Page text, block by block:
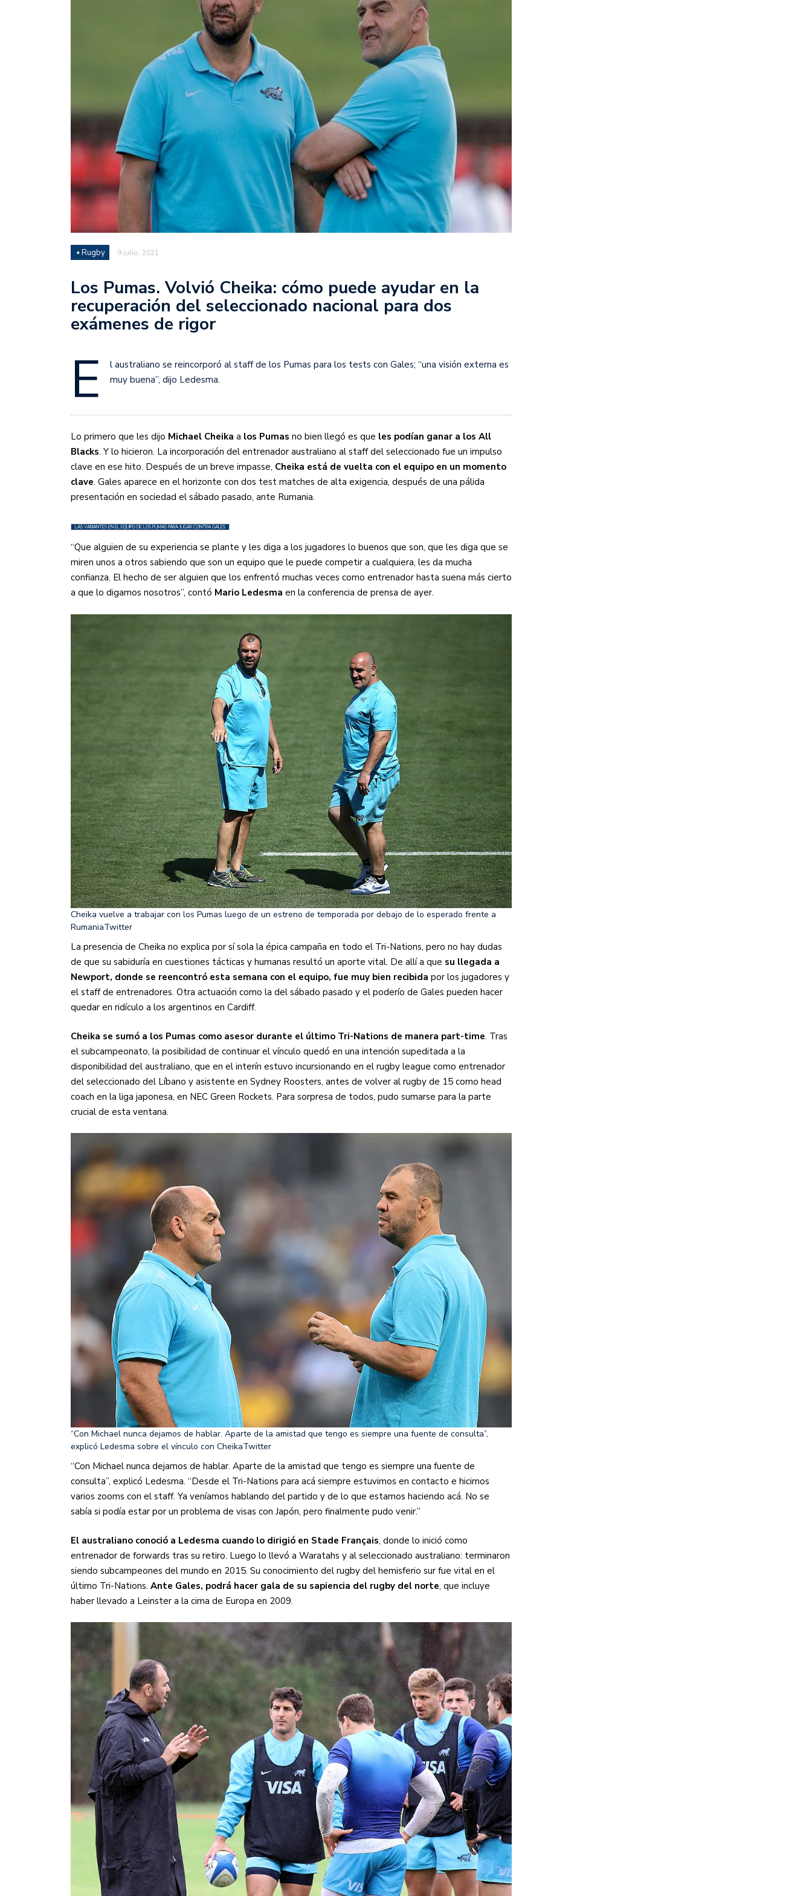
en la historia grande del club”
Nicolás Otamendi regresa al fútbol argentino después de 16 años: del orgullo
de Vélez a la pasión por River
Boca ganó con lo justo ante O’Higgins gracias a la jerarquía de Paredes: una
diferencia y un juego que no dan paz para ir a Rancagua
El Nacional de Clubes A llega a Córdoba con el histórico regreso de Diego
Lista de la selección femenina de Argentina para la Copa Mundial de Hockey FIH
2026
Lista de la selección masculina de Argentina para la Copa Mundial de Hockey
FIH 2026
Sudamericana
Empieza el Clausura: las diez cosas que tenés que saber
▪ Rugby 9 julio, 2021
Los Pumas. Volvió Cheika: cómo puede ayudar en la
recuperación del seleccionado nacional para dos
exámenes de rigor
E
l australiano se reincorporó al staff de los Pumas para los tests con Gales; “una visión externa es
muy buena”, dijo Ledesma.
Lo primero que les dijo Michael Cheika a los Pumas no bien llegó es que les podían ganar a los All
Blacks. Y lo hicieron. La incorporación del entrenador australiano al staff del seleccionado fue un impulso
clave en ese hito. Después de un breve impasse, Cheika está de vuelta con el equipo en un momento
clave. Gales aparece en el horizonte con dos test matches de alta exigencia, después de una pálida
presentación en sociedad el sábado pasado, ante Rumania.
LAS VARIANTES EN EL EQUIPO DE LOS PUMAS PARA JUGAR CONTRA GALES
“Que alguien de su experiencia se plante y les diga a los jugadores lo buenos que son, que les diga que se
miren unos a otros sabiendo que son un equipo que le puede competir a cualquiera, les da mucha
confianza. El hecho de ser alguien que los enfrentó muchas veces como entrenador hasta suena más cierto
a que lo digamos nosotros”, contó Mario Ledesma en la conferencia de prensa de ayer.
Cheika vuelve a trabajar con los Pumas luego de un estreno de temporada por debajo de lo esperado frente a
RumaniaTwitter
La presencia de Cheika no explica por sí sola la épica campaña en todo el Tri-Nations, pero no hay dudas
de que su sabiduría en cuestiones tácticas y humanas resultó un aporte vital. De allí a que su llegada a
Newport, donde se reencontró esta semana con el equipo, fue muy bien recibida por los jugadores y
el staff de entrenadores. Otra actuación como la del sábado pasado y el poderío de Gales pueden hacer
quedar en ridículo a los argentinos en Cardiff.
Cheika se sumó a los Pumas como asesor durante el último Tri-Nations de manera part-time. Tras
el subcampeonato, la posibilidad de continuar el vínculo quedó en una intención supeditada a la
disponibilidad del australiano, que en el interín estuvo incursionando en el rugby league como entrenador
del seleccionado del Líbano y asistente en Sydney Roosters, antes de volver al rugby de 15 como head
coach en la liga japonesa, en NEC Green Rockets. Para sorpresa de todos, pudo sumarse para la parte
crucial de esta ventana.
“Con Michael nunca dejamos de hablar. Aparte de la amistad que tengo es siempre una fuente de consulta”,
explicó Ledesma sobre el vínculo con CheikaTwitter
“Con Michael nunca dejamos de hablar. Aparte de la amistad que tengo es siempre una fuente de
consulta”, explicó Ledesma. “Desde el Tri-Nations para acá siempre estuvimos en contacto e hicimos
varios zooms con el staff. Ya veníamos hablando del partido y de lo que estamos haciendo acá. No se
sabía si podía estar por un problema de visas con Japón, pero finalmente pudo venir.”
El australiano conoció a Ledesma cuando lo dirigió en Stade Français, donde lo inició como
entrenador de forwards tras su retiro. Luego lo llevó a Waratahs y al seleccionado australiano: terminaron
siendo subcampeones del mundo en 2015. Su conocimiento del rugby del hemisferio sur fue vital en el
último Tri-Nations. Ante Gales, podrá hacer gala de su sapiencia del rugby del norte, que incluye
haber llevado a Leinster a la cima de Europa en 2009.